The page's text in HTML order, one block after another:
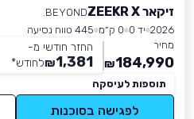
זיקאר ZEEKR X
BEYOND.
2026 יד 0 0 ק״מ
445 טווח נסיעה
מחיר
184,990
₪
החזר חודשי מ-
1,381
₪לחודש*
תוספות לעיסקה
לפגישה בסוכנות